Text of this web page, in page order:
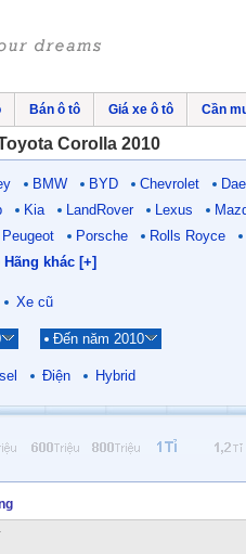
Bán ô tô Giá xe ô tô Cần
Corolla 2010
BMW BYD Chevrolet
Kia LandRover Lexus
Peugeot Porsche Rolls Royce
Hãng khác [+]
Xe cũ
Đến năm 2010
Điện Hybrid